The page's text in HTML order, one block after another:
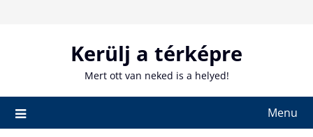
Kerülj a térképre
Mert ott van neked is a helyed!
Menu